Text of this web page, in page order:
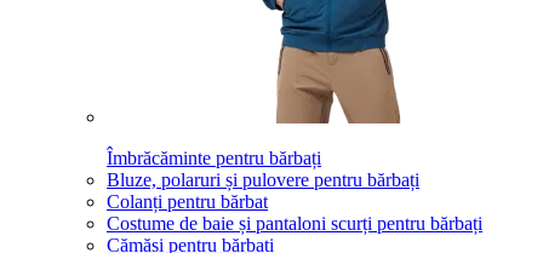
Îmbrăcăminte pentru bărbați
Bluze, polaruri și pulovere pentru bărbați
Colanți pentru bărbat
Costume de baie și pantaloni scurți pentru bărbați
Cămăși pentru bărbați